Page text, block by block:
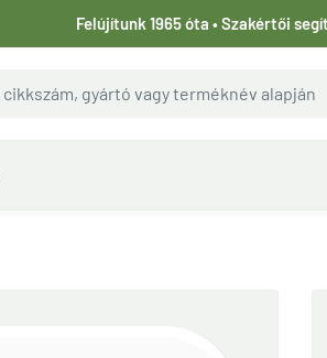
Felújítunk 1965 óta • Szakértői